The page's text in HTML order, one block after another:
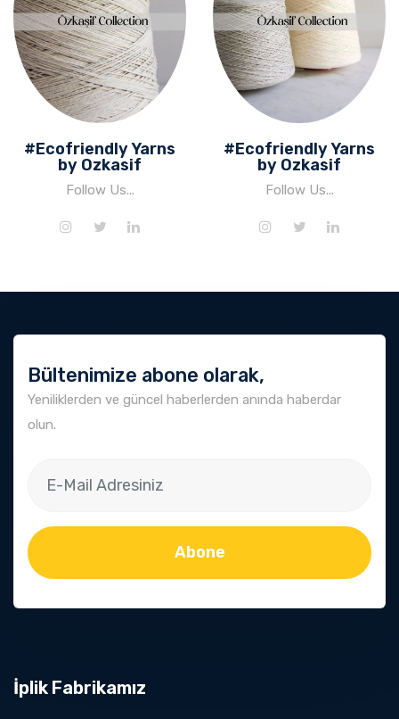
#Ecofriendly Yarns
by Ozkasif
Follow Us...
#Ecofriendly Yarns
by Ozkasif
Follow Us...
Bültenimize abone olarak,
Yeniliklerden ve güncel haberlerden anında haberdar
olun.
Abone
İplik Fabrikamız